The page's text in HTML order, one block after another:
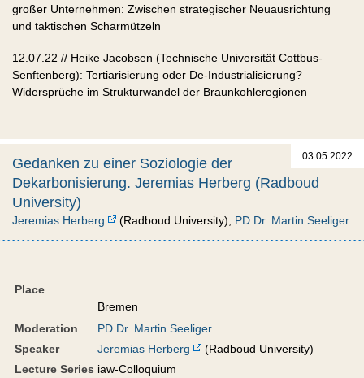
großer Unternehmen: Zwischen strategischer Neuausrichtung
und taktischen Scharmützeln
12.07.22 // Heike Jacobsen (Technische Universität Cottbus-
Senftenberg): Tertiarisierung oder De-Industrialisierung?
Widersprüche im Strukturwandel der Braunkohleregionen
03.05.2022
Gedanken zu einer Soziologie der
Dekarbonisierung. Jeremias Herberg (Radboud
University)
Jeremias Herberg (Radboud University); PD Dr. Martin Seeliger
Place
Bremen
Moderation
PD Dr. Martin Seeliger
Speaker
Jeremias Herberg
(Radboud University)
Lecture Series iaw-Colloquium